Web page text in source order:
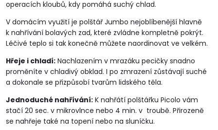
operacích kloubů, kdy pomáhá suchý chlad.
V domácím využití je polštář Jumbo nejoblíbenější hlavně
k nahřívání bolavých zad, které zvládne kompletně pokrýt.
Léčivé teplo si tak konečně můžete naordinovat ve velkém.
Hřeje i chladí: Nachlazením v mrazáku pecičky snadno
proměníte v chladivý obklad. I po zmrazení zůstávají suché
a dokonale se přizpůsobí tvarům lidského těla.
Jednoduché nahřívání: K nahřátí polštářku Picolo vám
stačí 20 sec. v mikrovlnce nebo 4 min. v troubě. Přirozeně
se nahřeje také na topení nebo na sluníčku.